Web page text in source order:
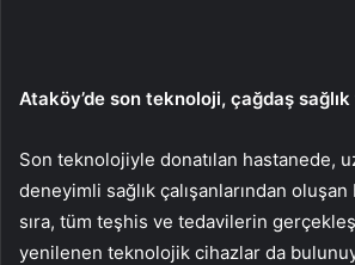
Ataköy’de son teknoloji, çağdaş
Son teknolojiyle donatılan hastanede,
deneyimli sağlık çalışanlarından
sıra, tüm teşhis ve tedavilerin
yenilenen teknolojik cihazlar da